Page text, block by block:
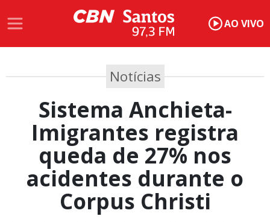
AO VIVO
Notícias
Sistema Anchieta-
Imigrantes registra
queda de 27% nos
acidentes durante o
Corpus Christi